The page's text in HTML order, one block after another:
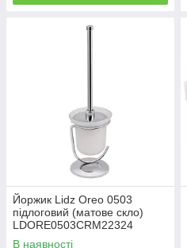
Йоржик Lidz Oreo 0503
підлоговий (матове скло)
LDORE0503CRM22324
Chrome
В наявності